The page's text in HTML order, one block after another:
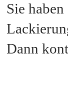
Sie
Dann